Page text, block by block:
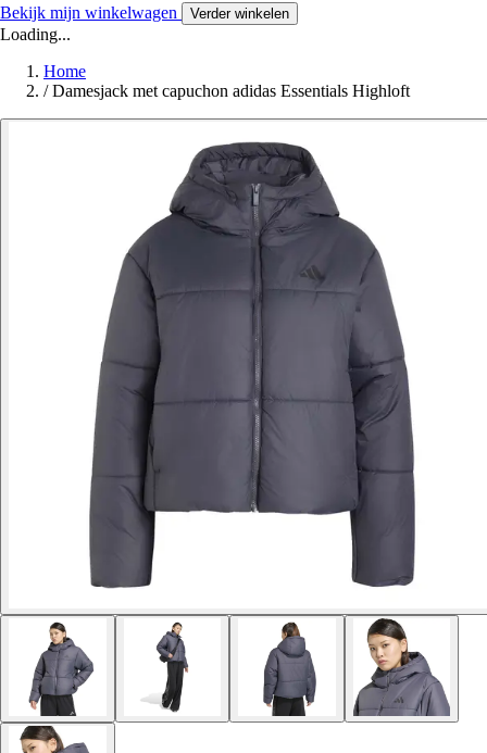
Bekijk mijn winkelwagen Verder winkelen
Loading...
Home
/ Damesjack met capuchon adidas Essentials Highloft